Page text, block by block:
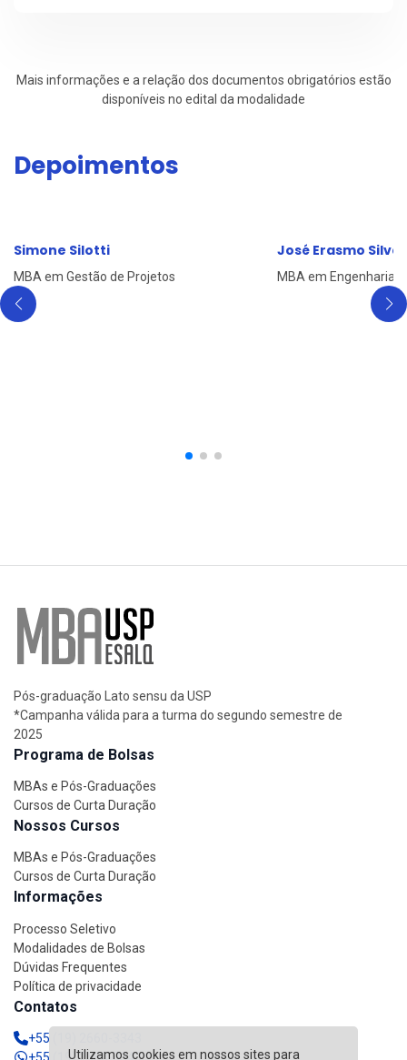
Utilizamos cookies em nossos sites para
Mais informações e a relação dos documentos obrigatórios estão
disponíveis no edital da modalidade
Depoimentos
Simone Silotti
MBA em Gestão de Projetos
José Erasmo Silva
MBA em Engenharia
Pós-graduação Lato sensu da USP
*Campanha válida para a turma do segundo semestre de
2025
Programa de Bolsas
MBAs e Pós-Graduações
Cursos de Curta Duração
Nossos Cursos
MBAs e Pós-Graduações
Cursos de Curta Duração
Informações
Processo Seletivo
Modalidades de Bolsas
Dúvidas Frequentes
Política de privacidade
Contatos
+55 (19) 2660-3343